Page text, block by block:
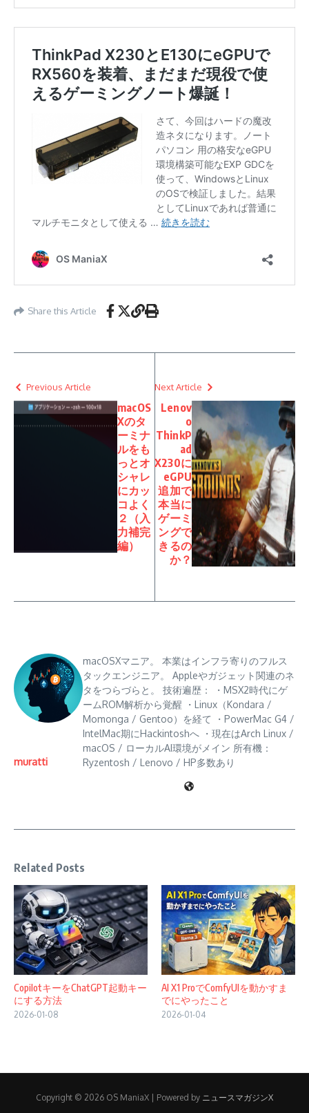
Share this Article
Previous Article
macOS
Xのタ
ーミナ
ルをも
っとオ
シャレ
にカッ
コよく
２（入
力補完
編）
Next Article
Lenov
o
ThinkP
ad
X230に
eGPU
追加で
本当に
ゲーミ
ングで
きるの
か？
muratti
macOSXマニア。 本業はインフラ寄りのフルス
タックエンジニア。 Appleやガジェット関連のネ
タをつらづらと。 技術遍歴： ・MSX2時代にゲ
ームROM解析から覚醒 ・Linux（Kondara /
Momonga / Gentoo）を経て ・PowerMac G4 /
IntelMac期にHackintoshへ ・現在はArch Linux /
macOS / ローカルAI環境がメイン 所有機：
Ryzentosh / Lenovo / HP多数あり
Related Posts
CopilotキーをChatGPT起動キー
にする方法
2026-01-08
AI X1 ProでComfyUIを動かすま
でにやったこと
2026-01-04
Copyright © 2026 OS ManiaX | Powered by ニュースマガジンX